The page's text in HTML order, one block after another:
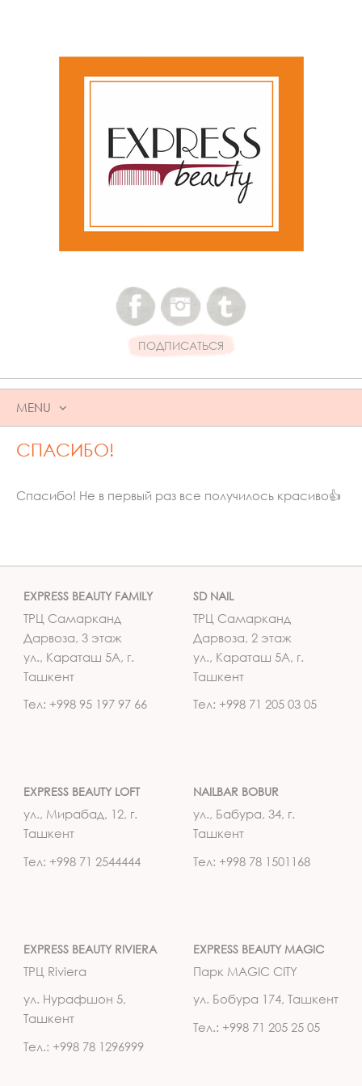
ПОДПИСАТЬСЯ
MENU
SKIP
TO
СПАСИБО!
Спасибо! Не в первый раз все получилось красиво👍
EXPRESS BEAUTY FAMILY
ТРЦ Самарканд
Дарвоза, 3 этаж
ул., Караташ 5А, г.
Ташкент
Тел: +998 95 197 97 66
SD NAIL
ТРЦ Самарканд
Дарвоза, 2 этаж
ул., Караташ 5А, г.
Ташкент
Тел: +998 71 205 03 05
EXPRESS BEAUTY LOFT
ул., Мирабад, 12, г.
Ташкент
Тел: +998 71 2544444
NAILBAR BOBUR
ул., Бабура, 34, г.
Ташкент
Тел: +998 78 1501168
EXPRESS BEAUTY RIVIERA
ТРЦ Riviera
ул. Нурафшон 5,
Ташкент
Тел.: +998 78 1296999
EXPRESS BEAUTY MAGIC
Парк MAGIC CITY
ул. Бобура 174, Ташкент
Тел.: +998 71 205 25 05